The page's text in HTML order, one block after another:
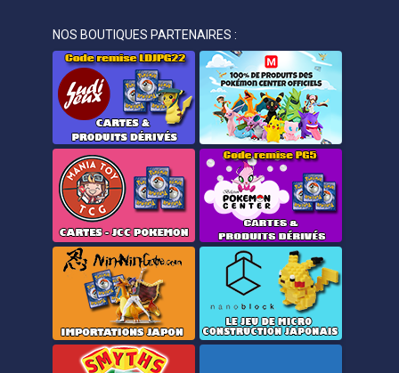
NOS BOUTIQUES PARTENAIRES :